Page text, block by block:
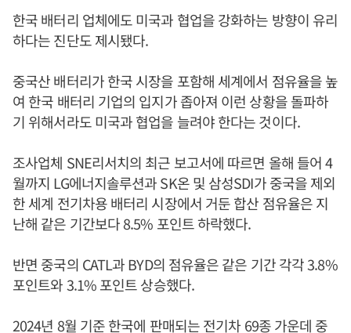
한국 배터리 업체에도 미국과 협업을 강화하는 방향이 유리
하다는 진단도 제시됐다.
중국산 배터리가 한국 시장을 포함해 세계에서 점유율을 높
여 한국 배터리 기업의 입지가 좁아져 이런 상황을 돌파하
기 위해서라도 미국과 협업을 늘려야 한다는 것이다.
조사업체 SNE리서치의 최근 보고서에 따르면 올해 들어 4
월까지 LG에너지솔루션과 SK온 및 삼성SDI가 중국을 제외
한 세계 전기차용 배터리 시장에서 거둔 합산 점유율은 지
난해 같은 기간보다 8.5% 포인트 하락했다.
반면 중국의 CATL과 BYD의 점유율은 같은 기간 각각 3.8%
포인트와 3.1% 포인트 상승했다.
2024년 8월 기준 한국에 판매되는 전기차 69종 가운데 중